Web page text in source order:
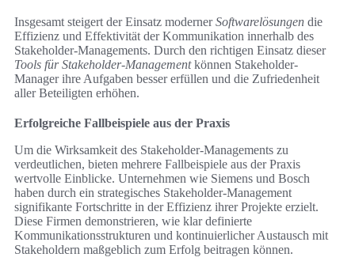
Insgesamt steigert der Einsatz modernerSoftwarelösungen die
Effizienz und Effektivität der Kommunikation innerhalb des
Stakeholder-Managements. Durch den richtigen Einsatz dieser
Tools für Stakeholder-Managementkönnen Stakeholder-
Manager ihre Aufgaben besser erfüllen und die Zufriedenheit
aller Beteiligten erhöhen.
Erfolgreiche Fallbeispiele aus der Praxis
Um die Wirksamkeit des Stakeholder-Managements zu
verdeutlichen, bieten mehrere Fallbeispiele aus der Praxis
wertvolle Einblicke. Unternehmen wie Siemens und Bosch
haben durch ein strategisches Stakeholder-Management
signifikante Fortschritte in der Effizienz ihrer Projekte erzielt.
Diese Firmen demonstrieren, wie klar definierte
Kommunikationsstrukturen und kontinuierlicher Austausch mit
Stakeholdern maßgeblich zum Erfolg beitragen können.